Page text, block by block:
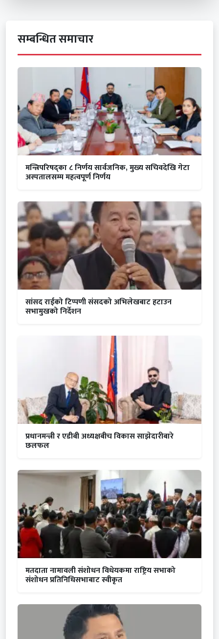
सम्बन्धित समाचार
मन्त्रिपरिषद्का ८ निर्णय सार्वजनिक, मुख्य सचिवदेखि गेटा
अस्पतालसम्म महत्वपूर्ण निर्णय
सांसद राईको टिप्पणी संसदको अभिलेखबाट हटाउन
सभामुखको निर्देशन
प्रधानमन्त्री र एडीबी अध्यक्षबीच विकास साझेदारीबारे
छलफल
मतदाता नामावली संशोधन विधेयकमा राष्ट्रिय सभाको
संशोधन प्रतिनिधिसभाबाट स्वीकृत